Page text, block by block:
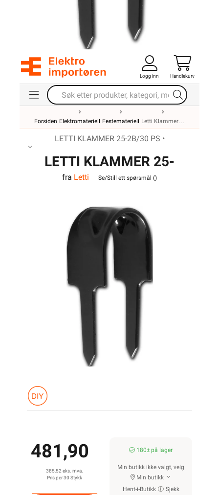
Logg inn Handlekurv
Forsiden Elektromateriell Festemateriell Letti Klammer
LETTI KLAMMER 25-2B/30 PS •
LETTI KLAMMER 25-
2B/30 PS
fra Letti Se/Still ett spørsmål ()
481,90
385,52 eks. mva.
Pris per 30 Stykk
180± på lager
Min butikk ikke valgt, velg
Min butikk
Hent-i-Butikk
Sjekk